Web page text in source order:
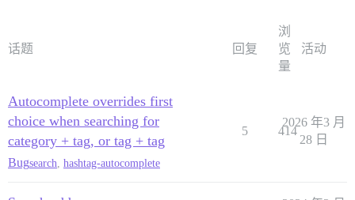
话题 回复
浏
览
量
活动
Autocomplete overrides first
choice when searching for
category + tag, or tag + tag
Bugsearch hashtag-autocomplete
5 414
2026 年3 月
28 日